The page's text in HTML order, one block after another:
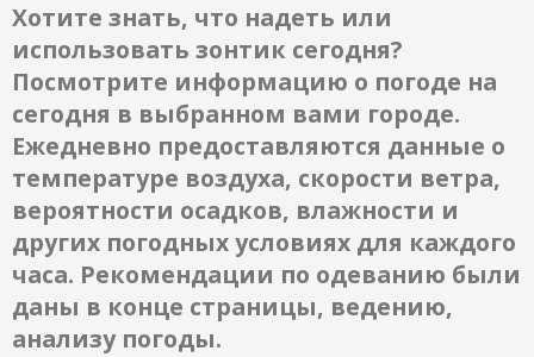
Хотите знать, что надеть или
использовать зонтик сегодня?
Посмотрите информацию о погоде на
сегодня в выбранном вами городе.
Ежедневно предоставляются данные о
температуре воздуха, скорости ветра,
вероятности осадков, влажности и
других погодных условиях для каждого
часа. Рекомендации по одеванию были
даны в конце страницы, ведению,
анализу погоды.